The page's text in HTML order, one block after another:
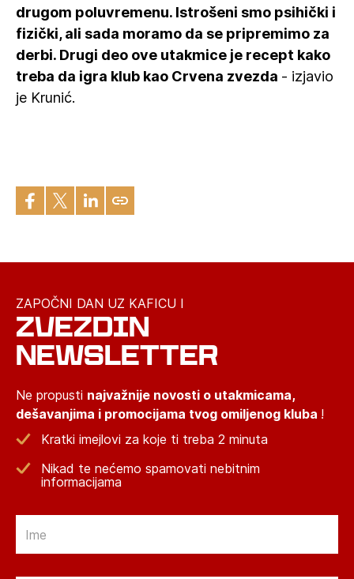
drugom poluvremenu. Istrošeni smo psihički i
fizički, ali sada moramo da se pripremimo za
derbi. Drugi deo ove utakmice je recept kako
treba da igra klub kao Crvena zvezda - izjavio
je Krunić.
ZAPOČNI DAN UZ KAFICU I
ZVEZDIN
NEWSLETTER
Ne propusti najvažnije novosti o utakmicama,
dešavanjima i promocijama tvog omiljenog kluba !
Kratki imejlovi za koje ti treba 2 minuta
Nikad te nećemo spamovati nebitnim
informacijama